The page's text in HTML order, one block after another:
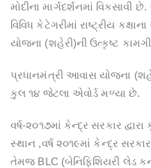
મોદીના માર્ગદર્શનમાં
વિવિધ કેટેગરીમાં રાષ્ટ્રીય
યોજના (શહેરી)ની ઉત્કૃષ્ટ
પ્રધાનમંત્રી આવાસ યોજના
કુલ ૧૪ જેટલા એવોર્ડ મળ્યા છે.
વર્ષ-૨૦૧૭માં કેન્દ્ર સરકાર
સ્થાન ,વર્ષ ૨૦૧૯માં કેન્દ્ર
તેમજ BLC (બેનિફિશિયરી લેડ